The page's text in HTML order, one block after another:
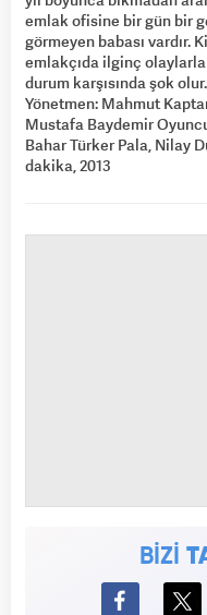
emlak ofisine bir gün bir
görmeyen babası vardır.
emlakçıda ilginç olaylarla
durum karşısında şok olur.
Yönetmen: Mahmut
Mustafa Baydemir
Bahar Türker Pala, Nilay
dakika, 2013
BİZİ